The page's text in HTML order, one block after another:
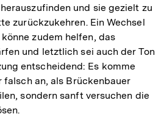
und sie gezielt zu
zurückzukehren. Ein Wechsel
zudem helfen, das
und letztlich sei auch der Ton
entscheidend: Es komme
an, als Brückenbauer
sondern sanft versuchen die